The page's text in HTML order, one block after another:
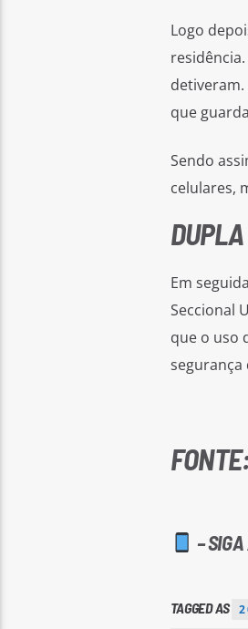
Logo
detiveram.
que
Sendo
celulares,
Em
Seccional
que o uso
segurança
–
TAGGED AS